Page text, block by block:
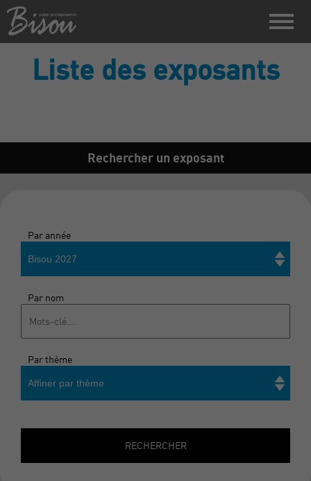
Liste des exposants
Rechercher un exposant
Par année
Bisou 2027
Par nom
Par thème
Affiner par thème
RECHERCHER